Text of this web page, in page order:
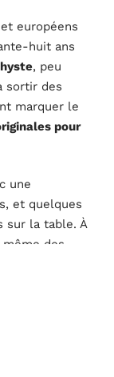
européens
huit ans
, peu
sortir des
marquer le
pour
une
et quelques
sur la table. À
des